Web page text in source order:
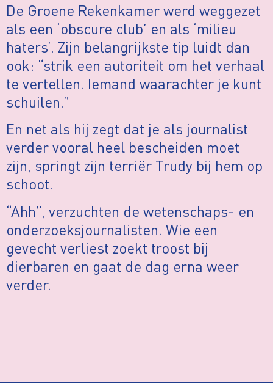
De Groene Rekenkamer werd weggezet
als een ‘obscure club’ en als ‘milieu
haters’. Zijn belangrijkste tip luidt dan
ook: “strik een autoriteit om het verhaal
te vertellen. Iemand waarachter je kunt
schuilen.”
En net als hij zegt dat je als journalist
verder vooral heel bescheiden moet
zijn, springt zijn terriër Trudy bij hem op
schoot.
“Ahh”, verzuchten de wetenschaps- en
onderzoeksjournalisten. Wie een
gevecht verliest zoekt troost bij
dierbaren en gaat de dag erna weer
verder.